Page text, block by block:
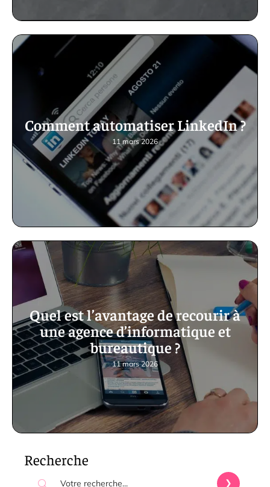
Comment automatiser LinkedIn ?
11 mars 2026
Quel est l’avantage de recourir à
une agence d’informatique et
bureautique ?
11 mars 2026
Recherche